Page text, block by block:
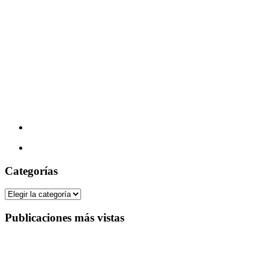
Categorías
Categorías
Publicaciones más vistas